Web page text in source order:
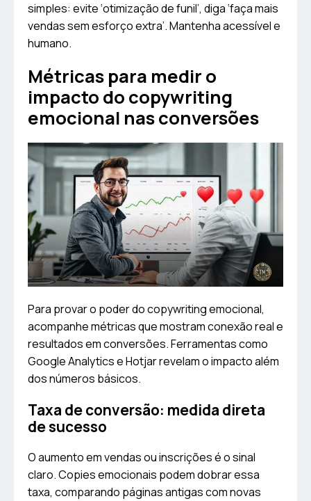
simples: evite ‘otimização de funil’, diga ‘faça mais
vendas sem esforço extra’. Mantenha acessível e
humano.
Métricas para medir o
impacto do copywriting
emocional nas conversões
Para provar o poder do copywriting emocional,
acompanhe métricas que mostram conexão real e
resultados em conversões. Ferramentas como
Google Analytics e Hotjar revelam o impacto além
dos números básicos.
Taxa de conversão: medida direta
de sucesso
O aumento em vendas ou inscrições é o sinal
claro. Copies emocionais podem dobrar essa
taxa, comparando páginas antigas com novas